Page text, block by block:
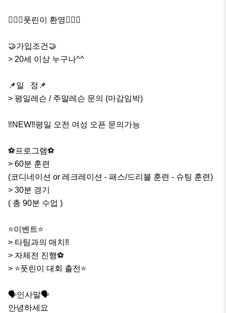
🏃🏻‍♂️풋린이 환영🏃🏻‍♀️
🤝가입조건🤝
> 20세 이상 누구나^^
📌일   정📌
> 평일레슨 / 주말레슨 문의 (마감임박)
‼️NEW‼️평일 오전 여성 오픈 문의가능
⚽️프로그램⚽️
> 60분 훈련
(코디네이션 or 레크레이션 - 패스/드리블 훈련 - 슈팅 훈련)
> 30분 경기
( 총 90분 수업 )
⭐️이벤트⭐️
> 타팀과의 매치‼️
> 자체전 진행⚽️
> ⭐️풋린이 대회 출전⭐️
🗣️인사말🗣️
안녕하세요